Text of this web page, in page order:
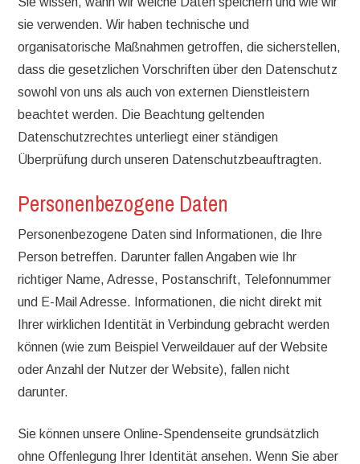
sie verwenden. Wir haben technische und
organisatorische Maßnahmen getroffen, die sicherstellen,
dass die gesetzlichen Vorschriften über den Datenschutz
sowohl von uns als auch von externen Dienstleistern
beachtet werden. Die Beachtung geltenden
Datenschutzrechtes unterliegt einer ständigen
Überprüfung durch unseren Datenschutzbeauftragten.
Personenbezogene Daten
Personenbezogene Daten sind Informationen, die Ihre
Person betreffen. Darunter fallen Angaben wie Ihr
richtiger Name, Adresse, Postanschrift, Telefonnummer
und E-Mail Adresse. Informationen, die nicht direkt mit
Ihrer wirklichen Identität in Verbindung gebracht werden
können (wie zum Beispiel Verweildauer auf der Website
oder Anzahl der Nutzer der Website), fallen nicht
darunter.
Sie können unsere Online-Spendenseite grundsätzlich
ohne Offenlegung Ihrer Identität ansehen. Wenn Sie aber